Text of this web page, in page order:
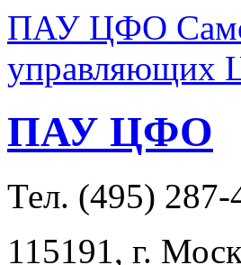
ПАУ ЦФО
управляющих
ПАУ ЦФО
Тел. (495)
115191, г.